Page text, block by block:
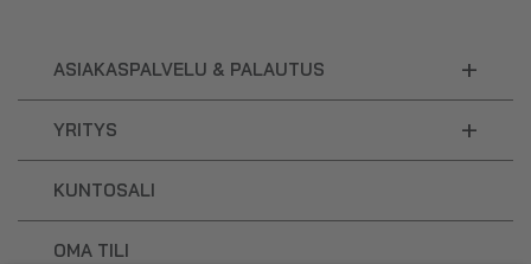
ASIAKASPALVELU & PALAUTUS +
YRITYS +
KUNTOSALI
OMA TILI